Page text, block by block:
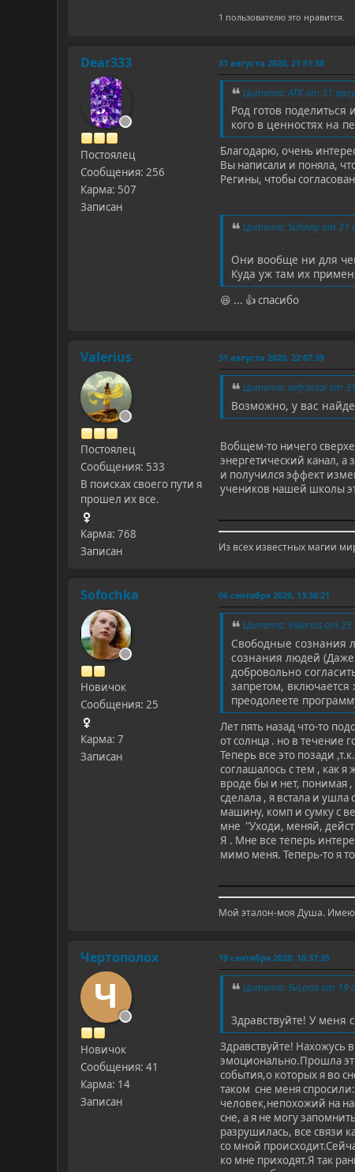
1 пользователю это нравится.
Dear333
Постоялец
Сообщения: 256
Карма: 507
Записан
31 августа 2020, 21:51:38
Цитата: АТК от 31
Род готов
кого в ценностях на
Благодарю, очень
Вы написали и поняла,
Регины, чтобы
Цитата: Suhnny от 31
Они вообще ни для
Куда уж там их
😆 ... 👍 спасибо
Valerius
Постоялец
Сообщения: 533
В поисках своего пути я
прошел их все.
Карма: 768
Записан
31 августа 2020, 22:07:39
Цитата: oefractal от
Возможно, у вас
Вобщем-то ничего
энергетический канал, а
и получился эффект
учеников нашей школы
Из всех известных магии
Sofochka
Новичок
Сообщения: 25
Карма: 7
Записан
06 сентября 2020, 13:36:21
Цитата: Valerius от 25
Свободные сознания
сознания людей (Даже
добровольно
запретом,
преодолеете
Лет пять назад что-то
от солнца . но в
Теперь все это позади
соглашалось с тем , как
вроде бы и нет, понимая
сделала , я встала и
машину, комп и сумку с
мне "Уходи, меняй,
Я . Мне все теперь
мимо меня. Теперь-то я
Мой эталон-моя Душа. Имею
Чертополох
Ч
Новичок
Сообщения: 41
Карма: 14
Записан
19 сентября 2020, 10:37:35
Цитата: SvLana от 19
Здравствуйте! У меня
Здравствуйте! Нахожусь
эмоционально.Прошла
события,о которых я во
таком сне меня
человек,непохожий на
сне, а я не могу
разрушилась, все связи
со мной
ко мне приходят.Я так